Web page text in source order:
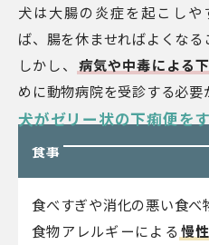
犬は大腸の炎症を起こし
ば、腸を休ませればよくなる
しかし、
病気や中毒による
めに動物病院を受診する必要
犬がゼリー状の下痢便を
食事
食べすぎや消化の悪い食べ
食物アレルギーによる慢